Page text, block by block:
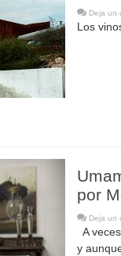
Deja un
Los
por
Deja un
A
y